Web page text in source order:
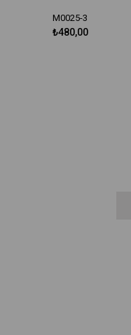
M0025-3
₺480,00